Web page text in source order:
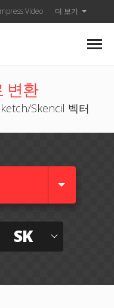
Video 더 보기
변환
Skencil 벡터
SK